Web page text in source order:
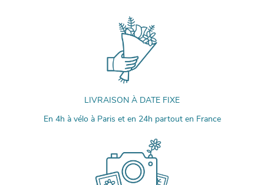
LIVRAISON À DATE FIXE
En 4h à vélo à Paris et en 24h partout en France